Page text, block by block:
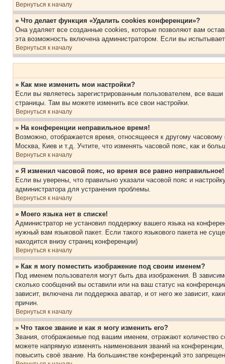
Вернуться к началу
» Что делает функция «Удалить cookies конференции»?
Она удаляет все созданные cookies, которые позволяют вам
эта возможность включена администратором. Если вы
Вернуться к началу
» Как мне изменить мои настройки?
Если вы являетесь зарегистрированным пользователем, все
страницы. Там вы можете изменить все свои настройки.
Вернуться к началу
» На конференции неправильное время!
Возможно, отображается время, относящееся к другому
Москва, Киев и т.д. Учтите, что изменять часовой пояс, как и
Вернуться к началу
» Я изменил часовой пояс, но время все равно неправильное!
Если вы уверены, что правильно указали часовой пояс и
администратора для устранения проблемы.
Вернуться к началу
» Моего языка нет в списке!
Администратор не установил поддержку вашего языка на
нужный вам языковой пакет. Если такого языкового пакета не
находится внизу страниц конференции)
Вернуться к началу
» Как я могу поместить изображение под своим именем?
Под именем пользователя могут быть два изображения. В
сколько сообщений вы оставили или на ваш статус на
зависит, включена ли поддержка аватар, и от него же зависит,
причин.
Вернуться к началу
» Что такое звание и как я могу изменить его?
Звания, отображаемые под вашим именем, отражают количество
можете напрямую изменять наименования званий на
повысить своё звание. На большинстве конференций это